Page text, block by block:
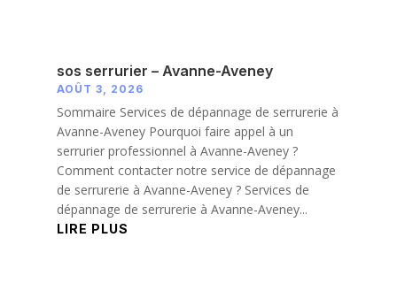
sos serrurier – Avanne-Aveney
AOÛT 3, 2026
Sommaire Services de dépannage de serrurerie à
Avanne-Aveney Pourquoi faire appel à un
serrurier professionnel à Avanne-Aveney ?
Comment contacter notre service de dépannage
de serrurerie à Avanne-Aveney ? Services de
dépannage de serrurerie à Avanne-Aveney...
LIRE PLUS